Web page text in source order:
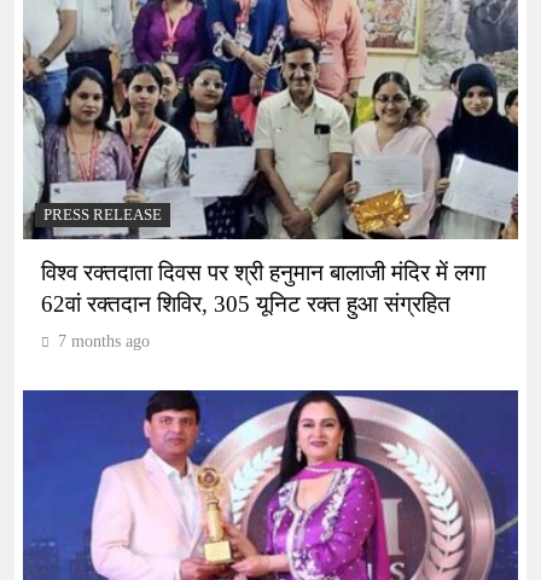
PRESS RELEASE
विश्व रक्तदाता दिवस पर श्री हनुमान बालाजी मंदिर में लगा
62वां रक्तदान शिविर, 305 यूनिट रक्त हुआ संग्रहित
7 months ago